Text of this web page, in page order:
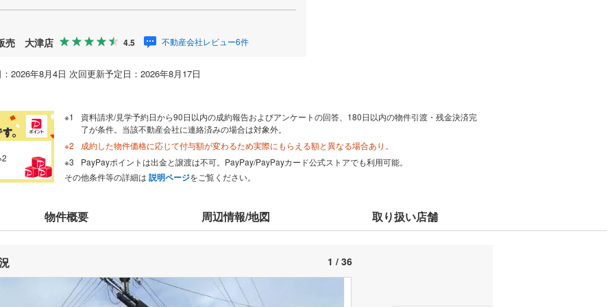
売 大津店 4.5 不動産会社レビュー6件
2026年8月4日 次回更新予定日：2026年8月17日
資料請求/見学予約日から90日以内の成約報告およびアンケートの回答、180日以内の物件引渡・残金決済完
了が条件。当該不動産会社に連絡済みの場合は対象外。
成約した物件価格に応じて付与額が変わるため実際にもらえる額と異なる場合あり。
PayPayポイントは出金と譲渡は不可。PayPay/PayPayカード公式ストアでも利用可能。
その他条件等の詳細は 説明ページをご覧ください。
物件概要 周辺情報/地図 取り扱い店舗
1 / 36